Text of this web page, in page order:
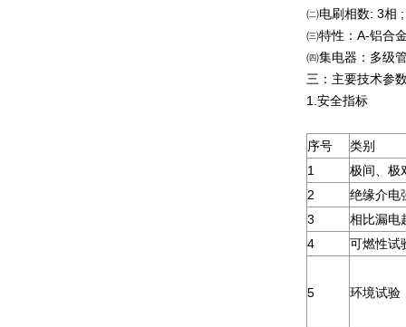
㈡电刷相数: 3相
㈢特性：A-铝合
㈣集电器：多级
三：主要技术参
1.安全指标
序号
类别
1
极间、极
2
绝缘介电
3
相比漏电
4
可燃性试
5 环境试验